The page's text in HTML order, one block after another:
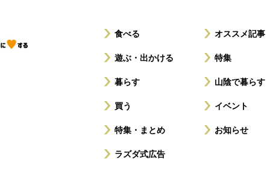
食べる
遊ぶ・出かける
暮らす
買う
特集・まとめ
ラズダ式広告
オススメ記事
特集
山陰で暮らす
イベント
お知らせ